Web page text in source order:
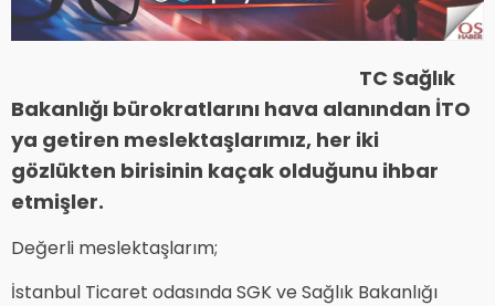
TC Sağlık
Bakanlığı bürokratlarını hava alanından İTO
ya getiren meslektaşlarımız, her iki
gözlükten birisinin kaçak olduğunu ihbar
etmişler.
Değerli meslektaşlarım;
İstanbul Ticaret odasında SGK ve Sağlık Bakanlığı